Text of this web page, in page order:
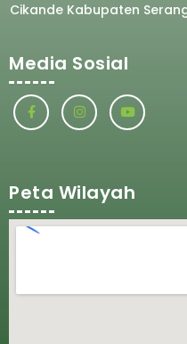
Cikande Kabupaten
Media Sosial
Peta Wilayah